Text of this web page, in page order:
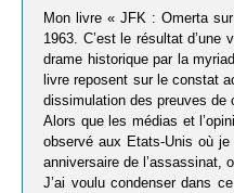
Mon livre « JFK : Omerta
1963. C’est le résultat
drame historique par la
livre reposent sur le constat
dissimulation des preuves de
Alors que les médias et
observé aux Etats-Unis où
anniversaire de l’assassinat,
J’ai voulu condenser dans